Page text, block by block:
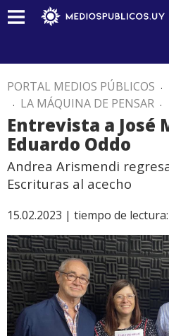
PORTAL MEDIOS PÚBLICOS .
. LA MÁQUINA DE PENSAR .
Entrevista a José
Eduardo Oddo
Andrea Arismendi
Escrituras al acecho
15.02.2023 | tiempo de lectura: